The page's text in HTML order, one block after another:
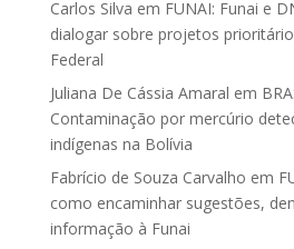
Carlos Silva em FUNAI: Funai e
dialogar sobre projetos
Federal
Juliana De Cássia Amaral em
Contaminação por mercúrio
indígenas na Bolívia
Fabrício de Souza Carvalho em
como encaminhar sugestões,
informação à Funai